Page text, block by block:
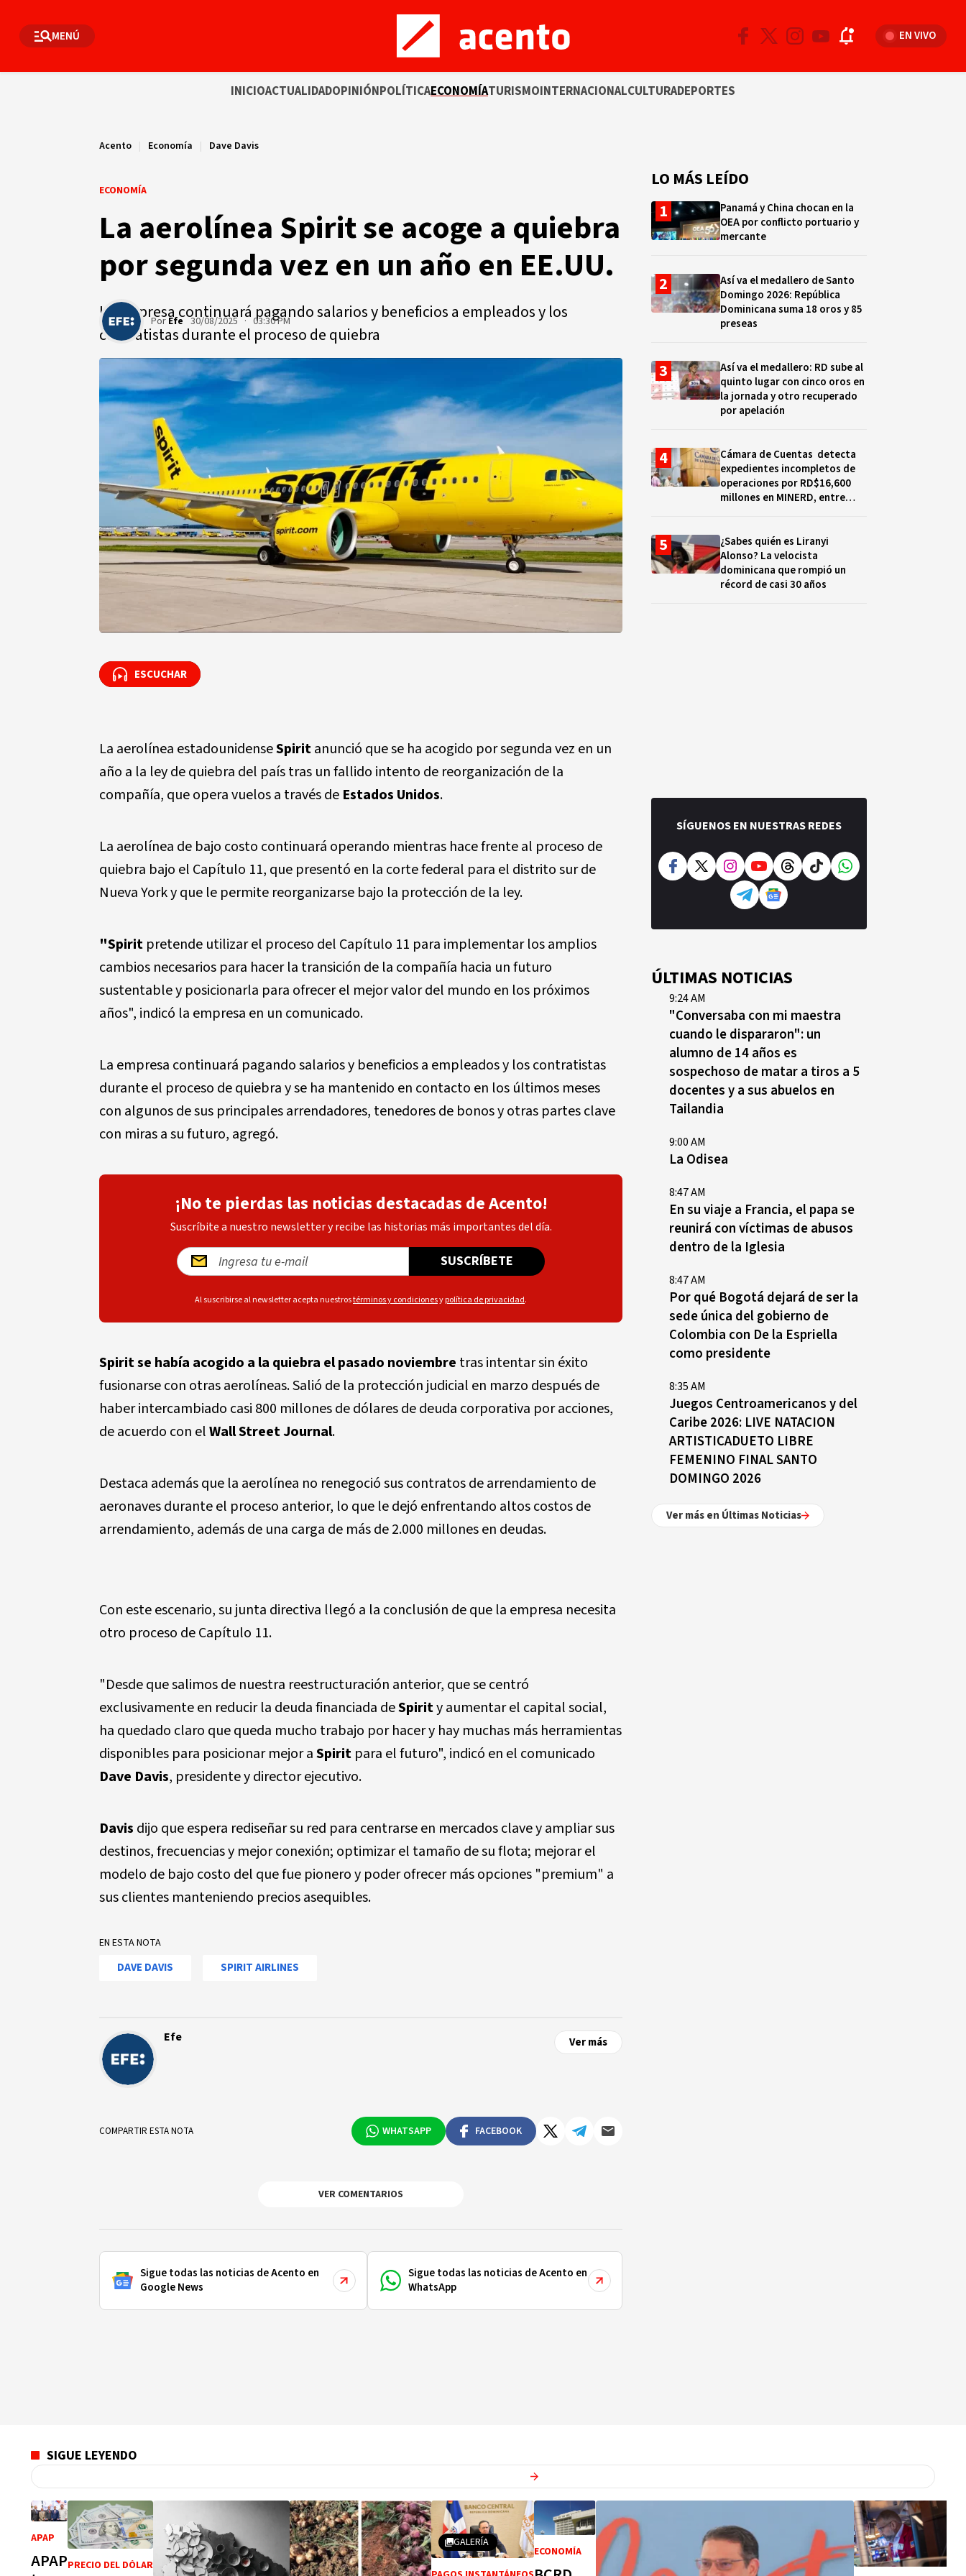
MENÚ EN VIVO
INICIOACTUALIDADOPINIÓNPOLÍTICAECONOMÍATURISMOINTERNACIONALCULTURADEPORTES
Acento | Economía | Dave Davis
ECONOMÍA
La aerolínea Spirit se acoge a quiebra
por segunda vez en un año en EE.UU.
La empresa continuará pagando salarios y beneficios a empleados y los
contratistas durante el proceso de quiebra
Por Efe 30/08/2025 · 03:30 PM
ESCUCHAR
ESCUCHAR
La aerolínea estadounidenseSpiritanunció que se ha acogido por segunda vez en un
año a la ley de quiebra del país tras un fallido intento de reorganización de la
compañía, que opera vuelos a través de Estados Unidos.
La aerolínea de bajo costo continuará operando mientras hace frente al proceso de
quiebra bajo el Capítulo 11, que presentó en la corte federal para el distrito sur de
Nueva York y que le permite reorganizarse bajo la protección de la ley.
"Spirit pretende utilizar el proceso del Capítulo 11 para implementar los amplios
cambios necesarios para hacer la transición de la compañía hacia un futuro
sustentable y posicionarla para ofrecer el mejor valor del mundo en los próximos
años", indicó la empresa en un comunicado.
La empresa continuará pagando salarios y beneficios a empleados y los contratistas
durante el proceso de quiebra y se ha mantenido en contacto en los últimos meses
con algunos de sus principales arrendadores, tenedores de bonos y otras partes clave
con miras a su futuro, agregó.
¡No te pierdas las noticias destacadas de Acento!
Suscríbite a nuestro newsletter y recibe las historias más importantes del día.
SUSCRÍBETE
Al suscribirse al newsletter acepta nuestrostérminos y condicionesypolítica de privacidad.
Spiritse había acogido a la quiebra el pasado noviembre tras intentar sin éxito
fusionarse con otras aerolíneas. Salió de la protección judicial en marzo después de
haber intercambiado casi 800 millones de dólares de deuda corporativa por acciones,
de acuerdo con elWall Street Journal.
Destaca además que la aerolínea no renegoció sus contratos de arrendamiento de
aeronaves durante el proceso anterior, lo que le dejó enfrentando altos costos de
arrendamiento, además de una carga de más de 2.000 millones en deudas.
Con este escenario, su junta directiva llegó a la conclusión de que la empresa necesita
otro proceso de Capítulo 11.
"Desde que salimos de nuestra reestructuración anterior, que se centró
exclusivamente en reducir la deuda financiada deSpirity aumentar el capital social,
ha quedado claro que queda mucho trabajo por hacer y hay muchas más herramientas
disponibles para posicionar mejor aSpirit para el futuro", indicó en el comunicado
Dave Davis, presidente y director ejecutivo.
Davis dijo que espera rediseñar su red para centrarse en mercados clave y ampliar sus
destinos, frecuencias y mejor conexión; optimizar el tamaño de su flota; mejorar el
modelo de bajo costo del que fue pionero y poder ofrecer más opciones "premium" a
sus clientes manteniendo precios asequibles.
EN ESTA NOTA
DAVE DAVIS SPIRIT AIRLINES
Efe Ver más
COMPARTIR ESTA NOTA WHATSAPP FACEBOOK
VER COMENTARIOS
Sigue todas las noticias de Acento en
Google News
Sigue todas las noticias de Acento en
WhatsApp
LO MÁS LEÍDO
Panamá y China chocan en la
OEA por conflicto portuario y
mercante
Así va el medallero de Santo
Domingo 2026: República
Dominicana suma 18 oros y 85
preseas
Así va el medallero: RD sube al
quinto lugar con cinco oros en
la jornada y otro recuperado
por apelación
Cámara de Cuentas detecta
expedientes incompletos de
operaciones por RD$16,600
millones en MINERD, entre
¿Sabes quién es Liranyi
Alonso? La velocista
dominicana que rompió un
récord de casi 30 años
SÍGUENOS EN NUESTRAS REDES
ÚLTIMAS NOTICIAS
9:24 AM
"Conversaba con mi maestra
cuando le dispararon": un
alumno de 14 años es
sospechoso de matar a tiros a 5
docentes y a sus abuelos en
Tailandia
9:00 AM
La Odisea
8:47 AM
En su viaje a Francia, el papa se
reunirá con víctimas de abusos
dentro de la Iglesia
8:47 AM
Por qué Bogotá dejará de ser la
sede única del gobierno de
Colombia con De la Espriella
como presidente
8:35 AM
Juegos Centroamericanos y del
Caribe 2026: LIVE NATACION
ARTISTICADUETO LIBRE
FEMENINO FINAL SANTO
DOMINGO 2026
Ver más en Últimas Noticias
SIGUE LEYENDO
Economia
APAP
APAPPRECIO DEL DÓLAR
GALERÍA
ECONOMÍA